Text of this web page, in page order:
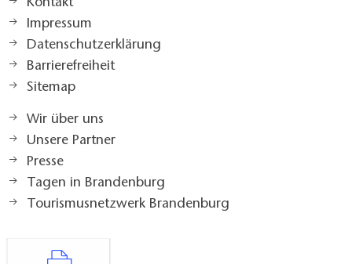
Kontakt
Impressum
Datenschutzerklärung
Barrierefreiheit
Sitemap
Wir über uns
Unsere Partner
Presse
Tagen in Brandenburg
Tourismusnetzwerk Brandenburg